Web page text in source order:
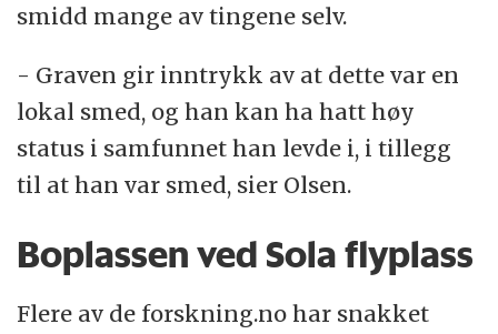
smidd mange av tingene selv.
- Graven gir inntrykk av at dette var en
lokal smed, og han kan ha hatt høy
status i samfunnet han levde i, i tillegg
til at han var smed, sier Olsen.
Boplassen ved Sola flyplass
Flere av de forskning.no har snakket